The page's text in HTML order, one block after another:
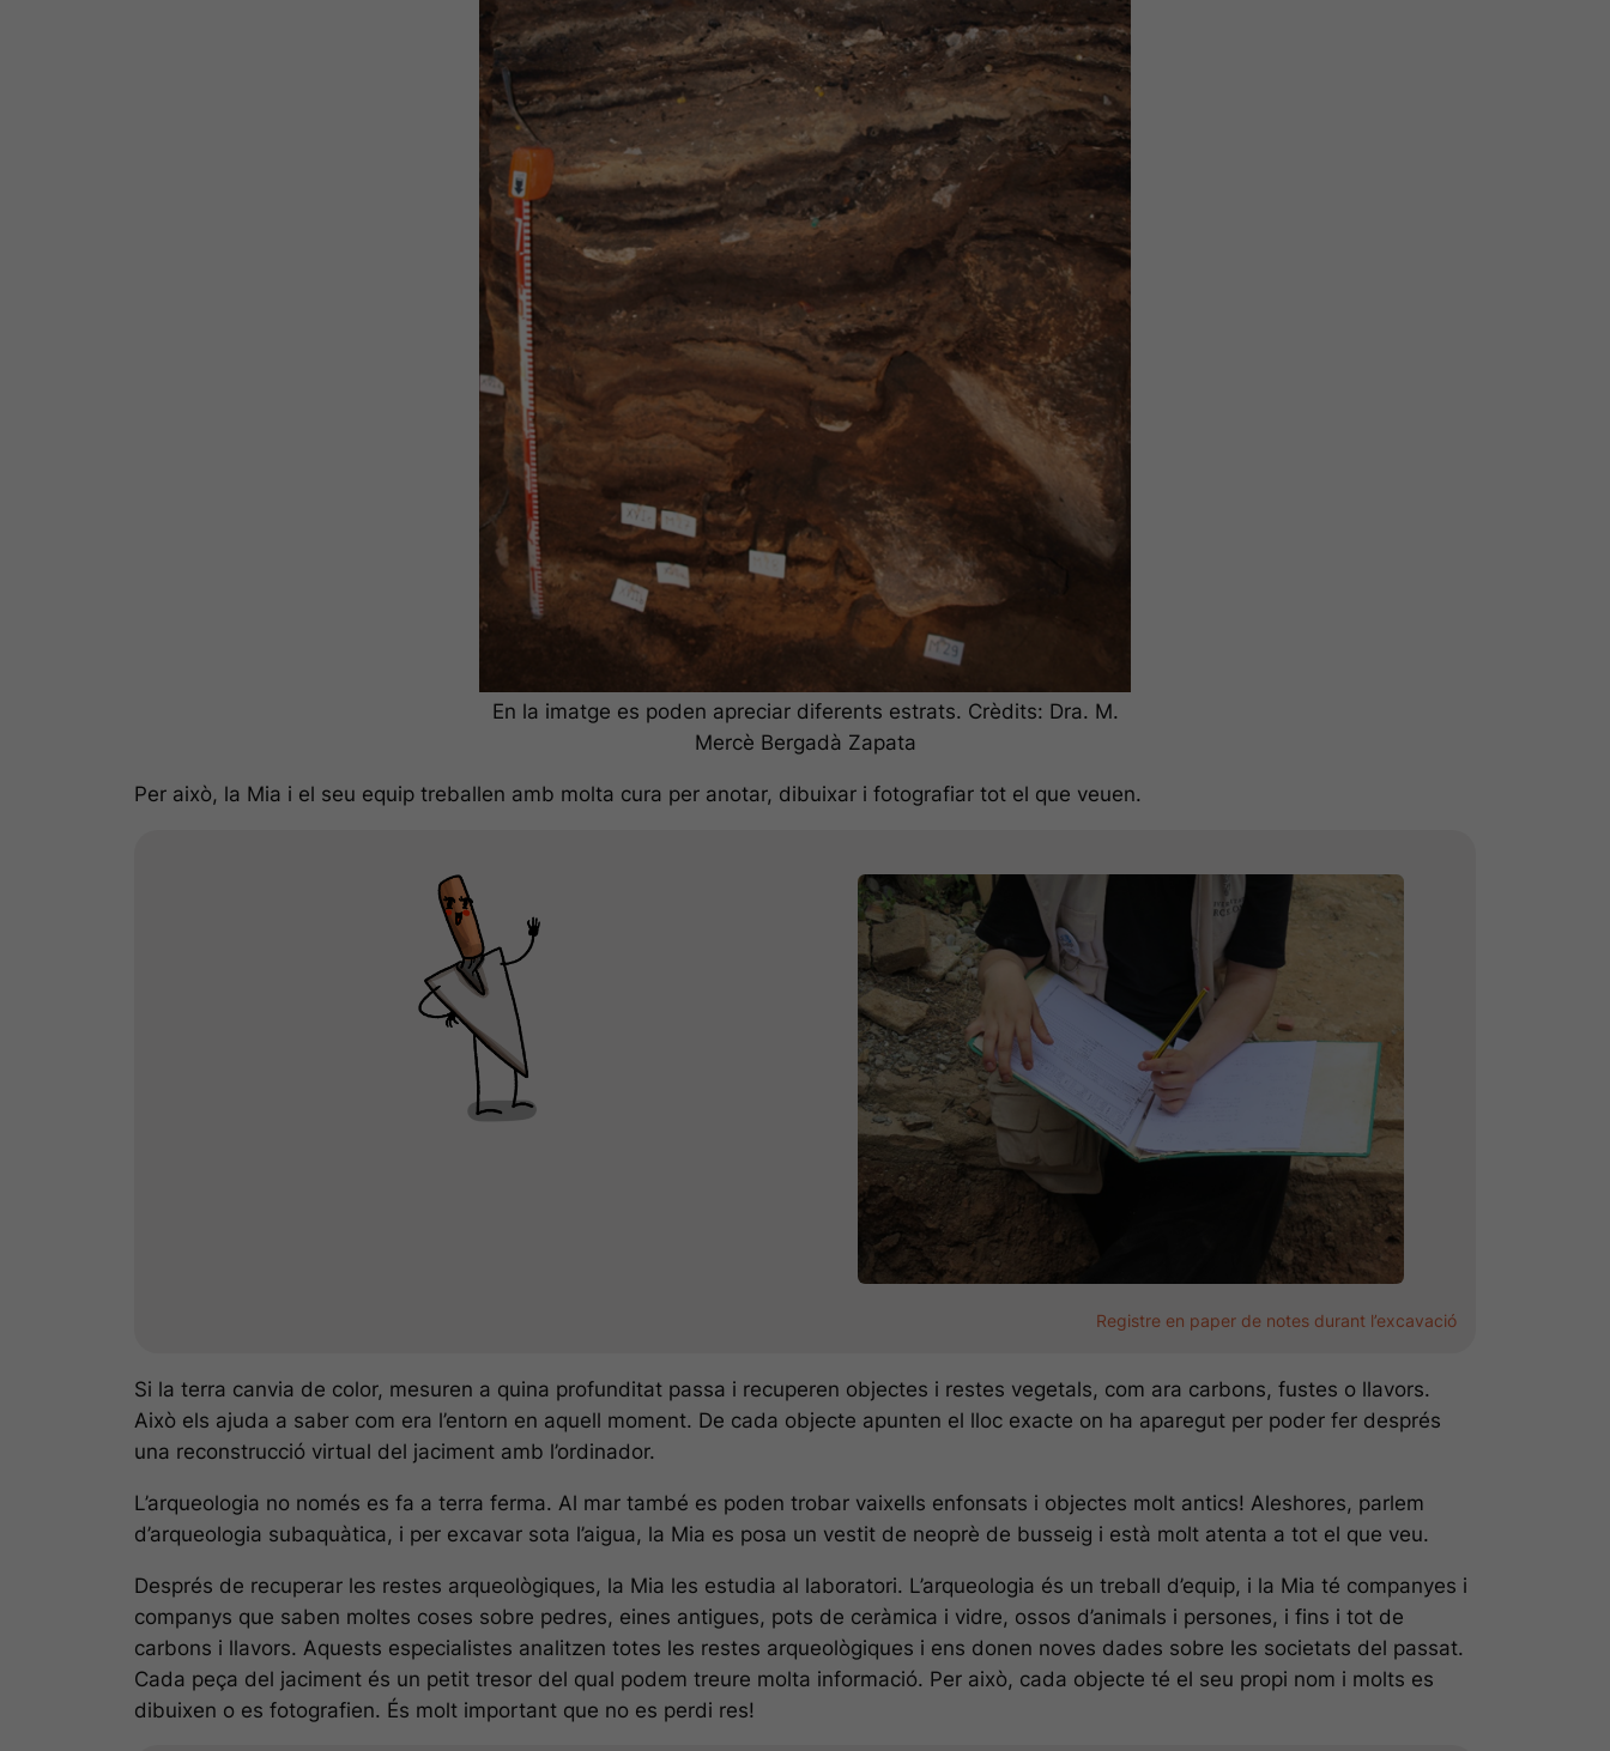
En la imatge es poden apreciar diferents estrats. Crèdits: Dra. M.
Mercè Bergadà Zapata
Per això, la Mia i el seu equip treballen amb molta cura per anotar, dibuixar i fotografiar tot el que veuen.
Registre en paper de notes durant l’excavació
Si la terra canvia de color, mesuren a quina profunditat passa i recuperen objectes i restes vegetals, com ara carbons, fustes o llavors.
Això els ajuda a saber com era l’entorn en aquell moment. De cada objecte apunten el lloc exacte on ha aparegut per poder fer després
una reconstrucció virtual del jaciment amb l’ordinador.
L’arqueologia no només es fa a terra ferma. Al mar també es poden trobar vaixells enfonsats i objectes molt antics! Aleshores, parlem
d’arqueologia subaquàtica, i per excavar sota l’aigua, la Mia es posa un vestit de neoprè de busseig i està molt atenta a tot el que veu.
Després de recuperar les restes arqueològiques, la Mia les estudia al laboratori. L’arqueologia és un treball d’equip, i la Mia té companyes i
companys que saben moltes coses sobre pedres, eines antigues, pots de ceràmica i vidre, ossos d’animals i persones, i fins i tot de
carbons i llavors. Aquests especialistes analitzen totes les restes arqueològiques i ens donen noves dades sobre les societats del passat.
Cada peça del jaciment és un petit tresor del qual podem treure molta informació. Per això, cada objecte té el seu propi nom i molts es
dibuixen o es fotografien. És molt important que no es perdi res!
Necessaries
Aquestes
galetes no
són
opcionals.
necessàries
per al
Estadístiques
Amb la finalitat
l'estructura del
lloc web,
com s'utilitza el